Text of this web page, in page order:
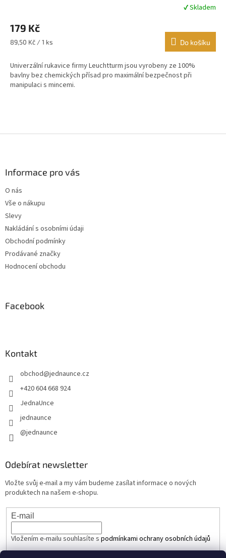
produktu
je
4,7
5
hvězdiček.
✔ Skladem
179 Kč
Měrná
89,50 Kč / 1 ks Do košíku
Univerzální rukavice firmy Leuchtturm jsou vyrobeny ze 100%
bavlny bez chemických přísad pro maximální bezpečnost při
manipulaci s mincemi.
Informace pro vás
O nás
Vše o nákupu
Slevy
Nakládání s osobními údaji
Obchodní podmínky
Prodávané značky
Hodnocení obchodu
Facebook
Kontakt
obchod@jednaunce.cz
+420 604 668 924
JednaUnce
jednaunce
@jednaunce
Odebírat newsletter
Vložte svůj e-mail a my vám budeme zasílat informace o nových
produktech na našem e-shopu.
E-mail
Vložením e-mailu souhlasíte s podmínkami ochrany osobních údajů